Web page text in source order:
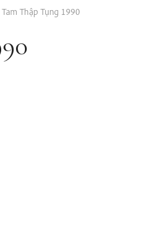
Thập Tụng 1990